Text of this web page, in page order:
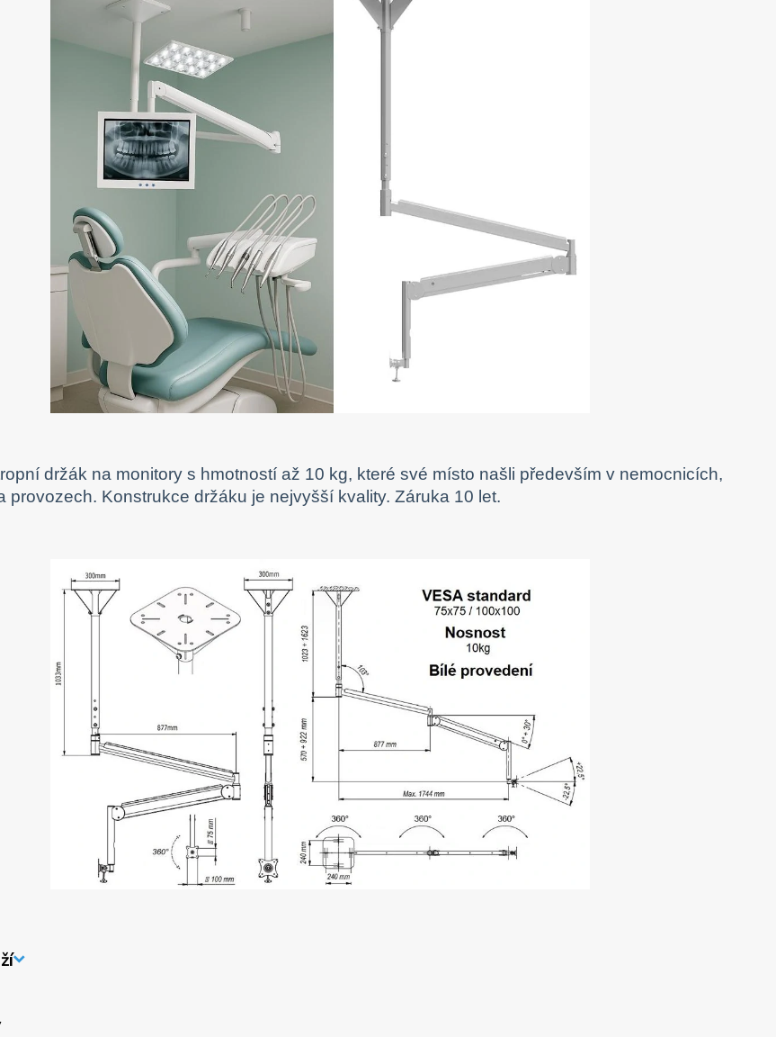
držák na monitory s hmotností až 10 kg, které své místo našli především v nemocnicích,
provozech. Konstrukce držáku je nejvyšší kvality. Záruka 10 let.